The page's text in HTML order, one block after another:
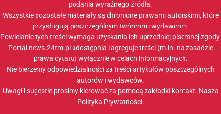
podania wyraźnego źródła.
Wszystkie pozostałe materiały są chronione prawami autorskimi, które
przysługują poszczególnym twórcom i wydawcom.
Powielanie tych treści wymaga uzyskania ich uprzedniej pisemnej zgody.
Portal news.24tm.pl udostępnia i agreguje treści (m.in. na zasadzie
prawa cytatu) wyłącznie w celach informacyjnych.
Nie bierzemy odpowiedzialności za treści artykułów poszczególnych
autorów i wydawców.
Uwagi i sugestie prosimy kierować za pomocą zakładki kontakt. Nasza
Polityka Prywatności.